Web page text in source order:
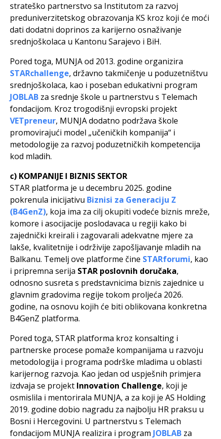
strateško partnerstvo sa Institutom za razvoj
preduniverzitetskog obrazovanja KS kroz koji će moći
dati dodatni doprinos za karijerno osnaživanje
srednjoškolaca u Kantonu Sarajevo i BiH.
Pored toga, MUNJA od 2013. godine organizira
STARchallenge, državno takmičenje u poduzetništvu
srednjoškolaca, kao i poseban edukativni program
JOBLAB za srednje škole u partnerstvu s Telemach
fondacijom. Kroz trogodišnji evropski projekt
VETpreneur, MUNJA dodatno podržava škole
promovirajući model „učeničkih kompanija“ i
metodologije za razvoj poduzetničkih kompetencija
kod mladih.
c) KOMPANIJE I BIZNIS SEKTOR
STAR platforma je u decembru 2025. godine
pokrenula inicijativu Biznisi za Generaciju Z
(B4GenZ), koja ima za cilj okupiti vodeće biznis mreže,
komore i asocijacije poslodavaca u regiji kako bi
zajednički kreirali i zagovarali adekvatne mjere za
lakše, kvalitetnije i održivije zapošljavanje mladih na
Balkanu. Temelj ove platforme čine STARforumi, kao
i pripremna serija STAR poslovnih doručaka,
odnosno susreta s predstavnicima biznis zajednice u
glavnim gradovima regije tokom proljeća 2026.
godine, na osnovu kojih će biti oblikovana konkretna
B4GenZ platforma.
Pored toga, STAR platforma kroz konsalting i
partnerske procese pomaže kompanijama u razvoju
metodologija i programa podrške mladima u oblasti
karijernog razvoja. Kao jedan od uspješnih primjera
izdvaja se projekt Innovation Challenge, koji je
osmislila i mentorirala MUNJA, a za koji je AS Holding
2019. godine dobio nagradu za najbolju HR praksu u
Bosni i Hercegovini. U partnerstvu s Telemach
fondacijom MUNJA realizira i program JOBLAB za